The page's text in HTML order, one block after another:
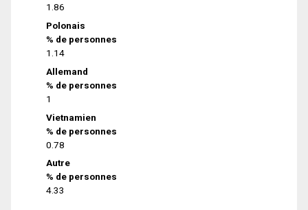
1.86
Polonais
% de personnes
1.14
Allemand
% de personnes
1
Vietnamien
% de personnes
0.78
Autre
% de personnes
4.33